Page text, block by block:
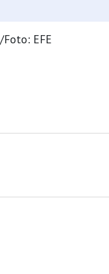
Foto: EFE